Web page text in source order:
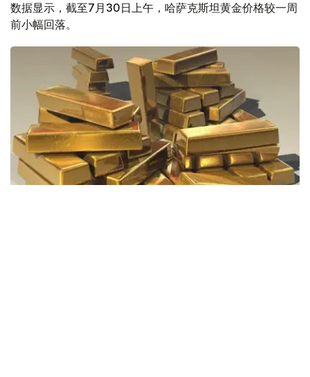
数据显示，截至7月30日上午，哈萨克斯坦黄金价格较一周
前小幅回落。